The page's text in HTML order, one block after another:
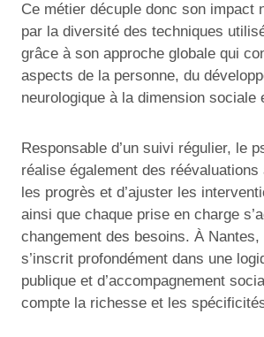
Ce métier décuple donc son impact
par la diversité des techniques
grâce à son approche globale qui
aspects de la personne, du
neurologique à la dimension sociale
Responsable d’un suivi régulier, le
réalise également des
les progrès et d’ajuster les
ainsi que chaque prise en charge
changement des besoins. À
s’inscrit profondément dans une
publique et d’accompagnement
compte la richesse et les